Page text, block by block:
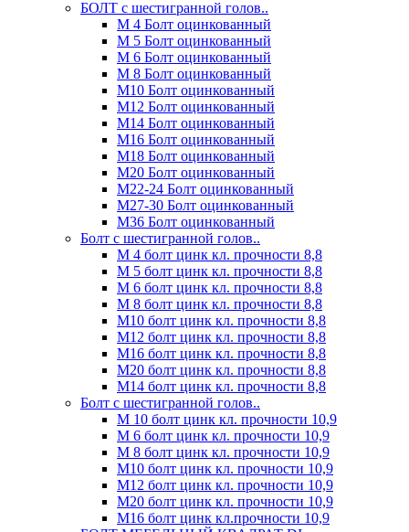
БОЛТ с шестигранной голов..
М 4 Болт оцинкованный
М 5 Болт оцинкованный
М 6 Болт оцинкованный
М 8 Болт оцинкованный
М10 Болт оцинкованный
М12 Болт оцинкованный
М14 Болт оцинкованный
М16 Болт оцинкованный
М18 Болт оцинкованный
М20 Болт оцинкованный
М22-24 Болт оцинкованный
М27-30 Болт оцинкованный
М36 Болт оцинкованный
Болт с шестигранной голов..
М 4 болт цинк кл. прочности 8,8
М 5 болт цинк кл. прочности 8,8
М 6 болт цинк кл. прочности 8,8
М 8 болт цинк кл. прочности 8,8
М10 болт цинк кл. прочности 8,8
М12 болт цинк кл. прочности 8,8
М16 болт цинк кл. прочности 8,8
М20 болт цинк кл. прочности 8,8
М14 болт цинк кл. прочности 8,8
Болт с шестигранной голов..
М 10 болт цинк кл. прочности 10,9
М 6 болт цинк кл. прочности 10,9
М 8 болт цинк кл. прочности 10,9
М10 болт цинк кл. прочности 10,9
М12 болт цинк кл. прочности 10,9
М20 болт цинк кл. прочности 10,9
М16 болт цинк кл.прочности 10,9